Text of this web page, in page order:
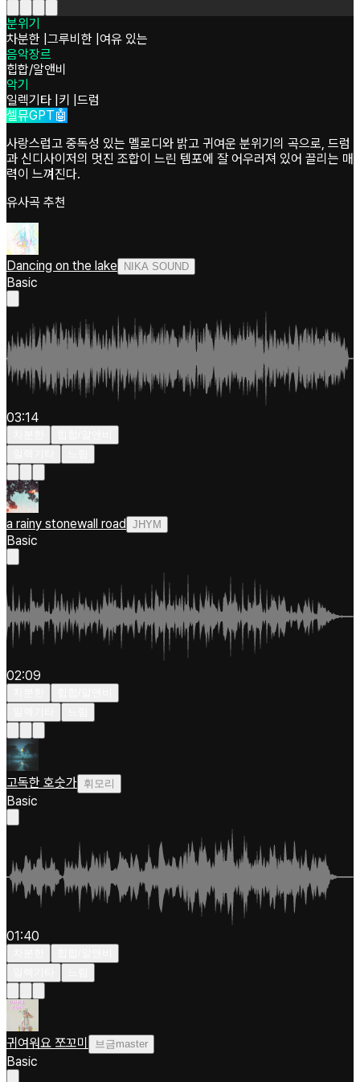
분위기
차분한 그루비한 여유 있는
음악장르
힙합/알앤비
악기
일렉기타 키 드럼
셀뮤GPT🤖
사랑스럽고 중독성 있는 멜로디와 밝고 귀여운 분위기의 곡으로, 드럼
과 신디사이저의 멋진 조합이 느린 템포에 잘 어우러져 있어 끌리는 매
력이 느껴진다.
유사곡 추천
Dancing on the lake NIKA SOUND
Basic
03:14
a rainy stonewall road JHYM
Basic
02:09
고독한 호숫가 휘모리
Basic
01:40
귀여워요 쪼꼬미 브금master
Basic